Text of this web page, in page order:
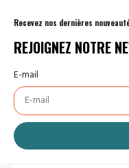
Recevez nos dernières
REJOIGNEZ NOTRE
E-mail